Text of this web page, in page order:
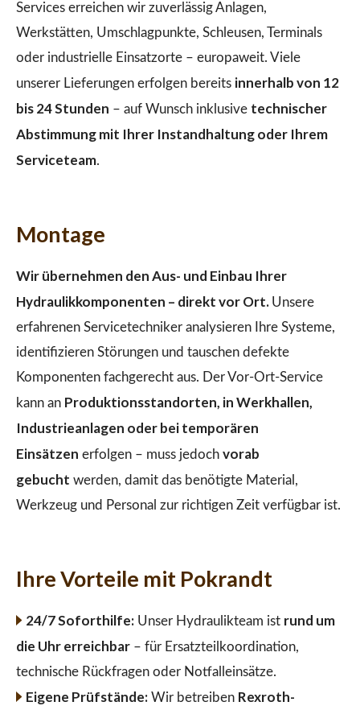
Services erreichen wir zuverlässig Anlagen,
Werkstätten, Umschlagpunkte, Schleusen, Terminals
oder industrielle Einsatzorte – europaweit. Viele
unserer Lieferungen erfolgen bereits innerhalb von 12
bis 24 Stunden – auf Wunsch inklusive technischer
Abstimmung mit Ihrer Instandhaltung oder Ihrem
Serviceteam.
Montage
Wir übernehmen den Aus- und Einbau Ihrer
Hydraulikkomponenten – direkt vor Ort. Unsere
erfahrenen Servicetechniker analysieren Ihre Systeme,
identifizieren Störungen und tauschen defekte
Komponenten fachgerecht aus. Der Vor-Ort-Service
kann an Produktionsstandorten, in Werkhallen,
Industrieanlagen oder bei temporären
Einsätzen erfolgen – muss jedoch vorab
gebucht werden, damit das benötigte Material,
Werkzeug und Personal zur richtigen Zeit verfügbar ist.
Ihre Vorteile mit Pokrandt
24/7 Soforthilfe:Unser Hydraulikteam ist rund um
die Uhr erreichbar – für Ersatzteilkoordination,
technische Rückfragen oder Notfalleinsätze.
Eigene Prüfstände:Wir betreiben Rexroth-